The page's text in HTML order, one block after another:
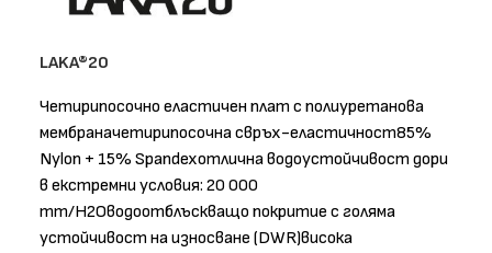
LAKA®20
Четирипосочно еластичен плат с полиуретанова
мембраначетирипосочна свръх-еластичност85%
Nylon + 15% Spandexотлична водоустойчивост дори
в екстремни условия: 20 000
mm/H2Oводоотблъскващо покритие с голяма
устойчивост на износване (DWR)висока